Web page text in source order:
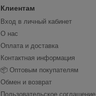
Клиентам
Вход в личный кабинет
О нас
Оплата и доставка
Контактная информация
📦 Оптовым покупателям
Обмен и возврат
Пользовательское соглашение